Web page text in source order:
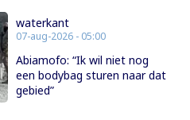
waterkant
07-aug-2026 - 05:00
Abiamofo: “Ik wil niet nog
een bodybag sturen naar dat
gebied”